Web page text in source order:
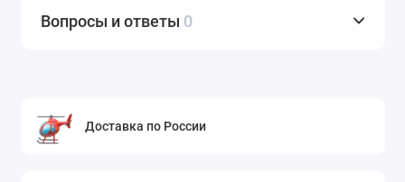
Вопросы и ответы 0
Доставка по России